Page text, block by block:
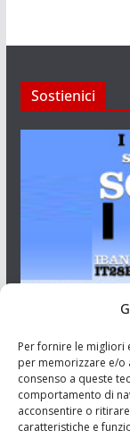
Per fornire le migliori
per memorizzare e/o
consenso a queste
comportamento di
acconsentire o
caratteristiche e
Sostienici
Aut. del tribunale
Resp. Riccardo